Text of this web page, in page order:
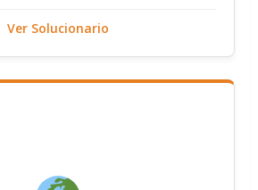
Ver Solucionario